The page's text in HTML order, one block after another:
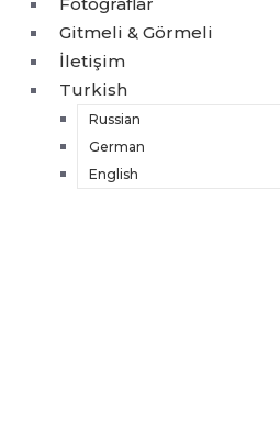
Fotoğraflar
Gitmeli & Görmeli
İletişim
Turkish
Russian
German
English